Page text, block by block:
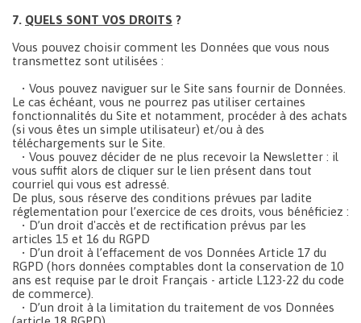
7. QUELS SONT VOS DROITS ?
Vous pouvez choisir comment les Données que vous nous
transmettez sont utilisées :
• Vous pouvez naviguer sur le Site sans fournir de Données.
Le cas échéant, vous ne pourrez pas utiliser certaines
fonctionnalités du Site et notamment, procéder à des achats
(si vous êtes un simple utilisateur) et/ou à des
téléchargements sur le Site.
• Vous pouvez décider de ne plus recevoir la Newsletter : il
vous suffit alors de cliquer sur le lien présent dans tout
courriel qui vous est adressé.
De plus, sous réserve des conditions prévues par ladite
réglementation pour l’exercice de ces droits, vous bénéficiez :
• D’un droit d'accès et de rectification prévus par les
articles 15 et 16 du RGPD
• D’un droit à l’effacement de vos Données Article 17 du
RGPD (hors données comptables dont la conservation de 10
ans est requise par le droit Français - article L123-22 du code
de commerce).
• D’un droit à la limitation du traitement de vos Données